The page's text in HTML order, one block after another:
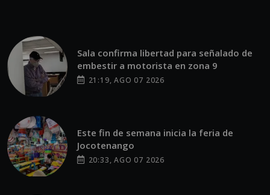
Sala confirma libertad para señalado de
embestir a motorista en zona 9
21:19, AGO 07 2026
Este fin de semana inicia la feria de
Jocotenango
20:33, AGO 07 2026